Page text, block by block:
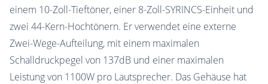
einem 10-Zoll-Tieftöner, einer 8-Zoll-SYRINCS-Einheit und
zwei 44-Kern-Hochtönern. Er verwendet eine externe
Zwei-Wege-Aufteilung, mit einem maximalen
Schalldruckpegel von 137dB und einer maximalen
Leistung von 1100W pro Lautsprecher. Das Gehäuse hat